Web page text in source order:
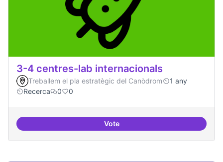
3-4 centres-lab internacionals
Treballem el pla estratègic del Canòdrom
1 any
Recerca
0 0
Vote3-4 centres-lab internacionals